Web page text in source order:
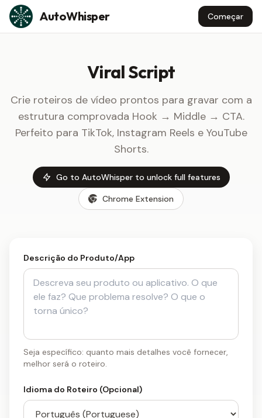
Skip to content
AutoWhisper Começar
Viral Script
Crie roteiros de vídeo prontos para gravar com a
estrutura comprovada Hook → Middle → CTA.
Perfeito para TikTok, Instagram Reels e YouTube
Shorts.
Go to AutoWhisper to unlock full features
Chrome Extension
Descrição do Produto/App
Seja específico: quanto mais detalhes você fornecer,
melhor será o roteiro.
Idioma do Roteiro (Opcional)